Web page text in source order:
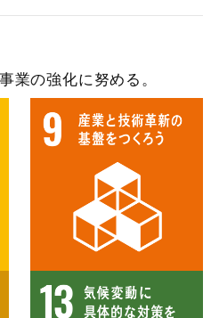
業の強化に努める。